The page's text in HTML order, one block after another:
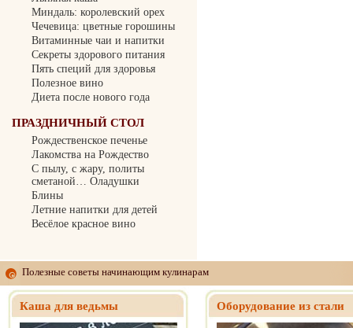
Миндаль: королевский орех
Чечевица: цветные горошины
Витаминные чаи и напитки
Секреты здорового питания
Пять специй для здоровья
Полезное вино
Диета после нового года
ПРАЗДНИЧНЫЙ СТОЛ
Рождественское печенье
Лакомства на Рождество
С пылу, с жару, политы
сметаной… Оладушки
Блины
Летние напитки для детей
Весёлое красное вино
Полезные советы начинающим кулинарам
Каша для ведьмы Оборудование из стали